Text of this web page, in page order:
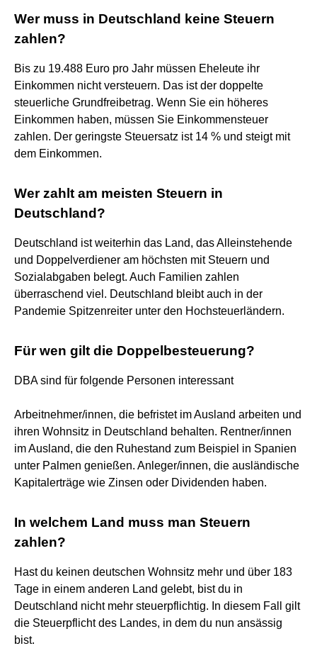
Wer muss in Deutschland keine Steuern
zahlen?
Bis zu 19.488 Euro pro Jahr müssen Eheleute ihr
Einkommen nicht versteuern. Das ist der doppelte
steuerliche Grundfreibetrag. Wenn Sie ein höheres
Einkommen haben, müssen Sie Einkommensteuer
zahlen. Der geringste Steuersatz ist 14 % und steigt mit
dem Einkommen.
Wer zahlt am meisten Steuern in
Deutschland?
Deutschland ist weiterhin das Land, das Alleinstehende
und Doppelverdiener am höchsten mit Steuern und
Sozialabgaben belegt. Auch Familien zahlen
überraschend viel. Deutschland bleibt auch in der
Pandemie Spitzenreiter unter den Hochsteuerländern.
Für wen gilt die Doppelbesteuerung?
DBA sind für folgende Personen interessant
Arbeitnehmer/innen, die befristet im Ausland arbeiten und
ihren Wohnsitz in Deutschland behalten. Rentner/innen
im Ausland, die den Ruhestand zum Beispiel in Spanien
unter Palmen genießen. Anleger/innen, die ausländische
Kapitalerträge wie Zinsen oder Dividenden haben.
In welchem Land muss man Steuern
zahlen?
Hast du keinen deutschen Wohnsitz mehr und über 183
Tage in einem anderen Land gelebt, bist du in
Deutschland nicht mehr steuerpflichtig. In diesem Fall gilt
die Steuerpflicht des Landes, in dem du nun ansässig
bist.